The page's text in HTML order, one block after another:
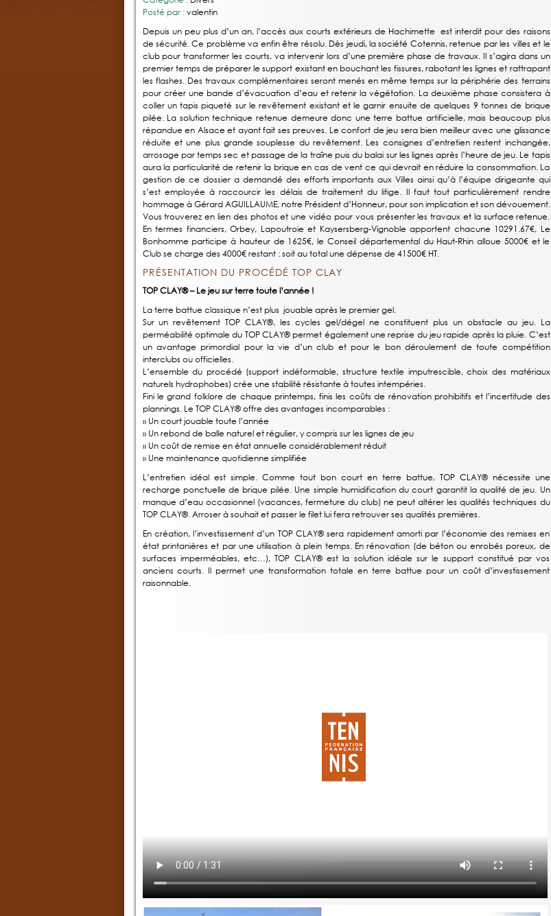
Posté par :valentin
Depuis un peu plus d’un an, l’accès aux courts extérieurs de Hachimette est interdit pour des raisons
de sécurité. Ce problème va enfin être résolu. Dès jeudi, la société Cotennis, retenue par les villes et le
club pour transformer les courts, va intervenir lors d’une première phase de travaux. Il s’agira dans un
premier temps de préparer le support existant en bouchant les fissures, rabotant les lignes et rattrapant
les flashes. Des travaux complémentaires seront menés en même temps sur la périphérie des terrains
pour créer une bande d’évacuation d’eau et retenir la végétation. La deuxième phase consistera à
coller un tapis piqueté sur le revêtement existant et le garnir ensuite de quelques 9 tonnes de brique
pilée. La solution technique retenue demeure donc une terre battue artificielle, mais beaucoup plus
répandue en Alsace et ayant fait ses preuves. Le confort de jeu sera bien meilleur avec une glissance
réduite et une plus grande souplesse du revêtement. Les consignes d’entretien restent inchangée,
arrosage par temps sec et passage de la traîne puis du balai sur les lignes après l’heure de jeu. Le tapis
aura la particularité de retenir la brique en cas de vent ce qui devrait en réduire la consommation. La
gestion de ce dossier a demandé des efforts importants aux Villes ainsi qu’à l’équipe dirigeante qui
s’est employée à raccourcir les délais de traitement du litige. Il faut tout particulièrement rendre
hommage à Gérard AGUILLAUME, notre Président d’Honneur, pour son implication et son dévouement.
Vous trouverez en lien des photos et une vidéo pour vous présenter les travaux et la surface retenue.
En termes financiers, Orbey, Lapoutroie et Kaysersberg-Vignoble apportent chacune 10291.67€, Le
Bonhomme participe à hauteur de 1625€, le Conseil départemental du Haut-Rhin alloue 5000€ et le
Club se charge des 4000€ restant : soit au total une dépense de 41500€ HT.
PRÉSENTATION DU PROCÉDÉ TOP CLAY
TOP CLAY® – Le jeu sur terre toute l’année !
La terre battue classique n’est plus jouable après le premier gel.
Sur un revêtement TOP CLAY®, les cycles gel/dégel ne constituent plus un obstacle au jeu. La
perméabilité optimale du TOP CLAY® permet également une reprise du jeu rapide après la pluie. C’est
un avantage primordial pour la vie d’un club et pour le bon déroulement de toute compétition
interclubs ou officielles.
L’ensemble du procédé (support indéformable, structure textile imputrescible, choix des matériaux
naturels hydrophobes) crée une stabilité résistante à toutes intempéries.
Fini le grand folklore de chaque printemps, finis les coûts de rénovation prohibitifs et l’incertitude des
plannings. Le TOP CLAY® offre des avantages incomparables :
» Un court jouable toute l’année
» Un rebond de balle naturel et régulier, y compris sur les lignes de jeu
» Un coût de remise en état annuelle considérablement réduit
» Une maintenance quotidienne simplifiée
L’entretien idéal est simple. Comme tout bon court en terre battue, TOP CLAY® nécessite une
recharge ponctuelle de brique pilée. Une simple humidification du court garantit la qualité de jeu. Un
manque d’eau occasionnel (vacances, fermeture du club) ne peut altérer les qualités techniques du
TOP CLAY®. Arroser à souhait et passer le filet lui fera retrouver ses qualités premières.
En création, l’investissement d’un TOP CLAY® sera rapidement amorti par l’économie des remises en
état printanières et par une utilisation à plein temps. En rénovation (de béton ou enrobés poreux, de
surfaces imperméables, etc…), TOP CLAY® est la solution idéale sur le support constitué par vos
anciens courts. Il permet une transformation totale en terre battue pour un coût d’investissement
raisonnable.